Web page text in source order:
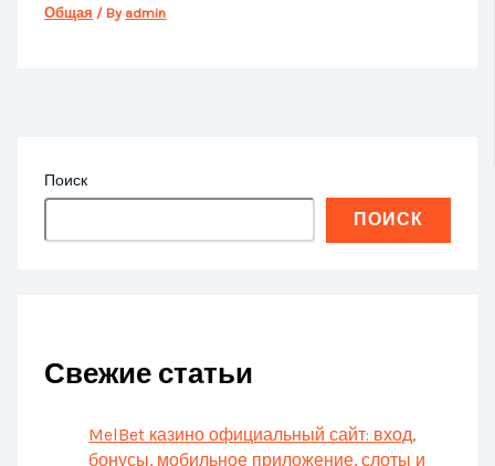
Общая / By admin
Поиск
ПОИСК
Свежие статьи
MelBet казино официальный сайт: вход,
бонусы, мобильное приложение, слоты и